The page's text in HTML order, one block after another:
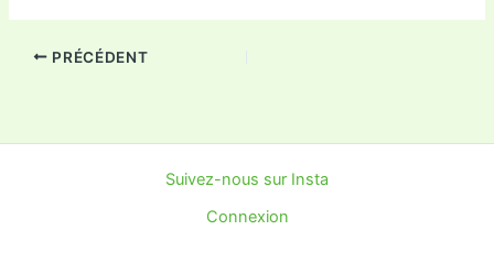
PRÉCÉDENT
Suivez-nous sur Insta
Connexion